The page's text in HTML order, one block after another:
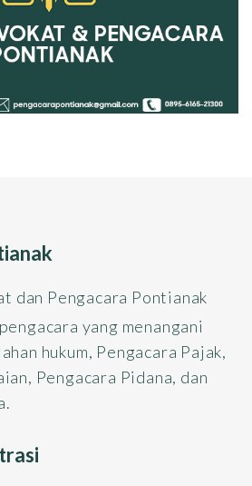
dan Pengacara Pontianak
yang menangani
hukum, Pengacara Pajak,
Pengacara Pidana, dan